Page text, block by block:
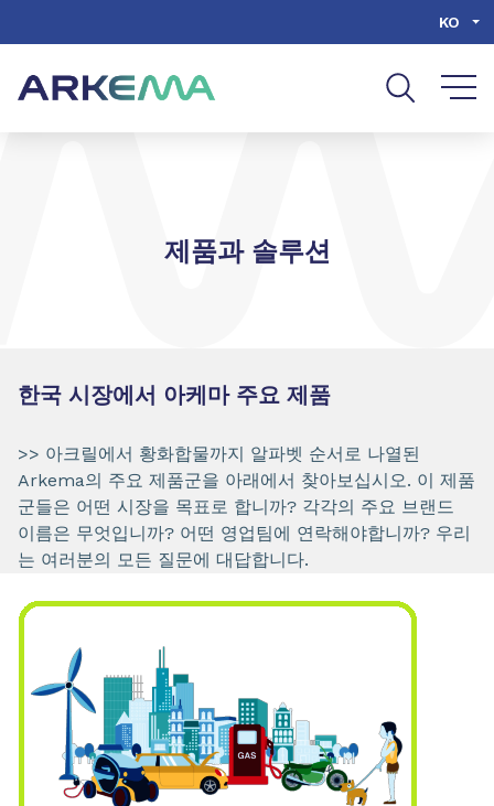
KO
제품과 솔루션
한국 시장에서 아케마 주요 제품
>> 아크릴에서 황화합물까지 알파벳 순서로 나열된
Arkema의 주요 제품군을 아래에서 찾아보십시오. 이 제품
군들은 어떤 시장을 목표로 합니까? 각각의 주요 브랜드
이름은 무엇입니까? 어떤 영업팀에 연락해야합니까? 우리
는 여러분의 모든 질문에 대답합니다.